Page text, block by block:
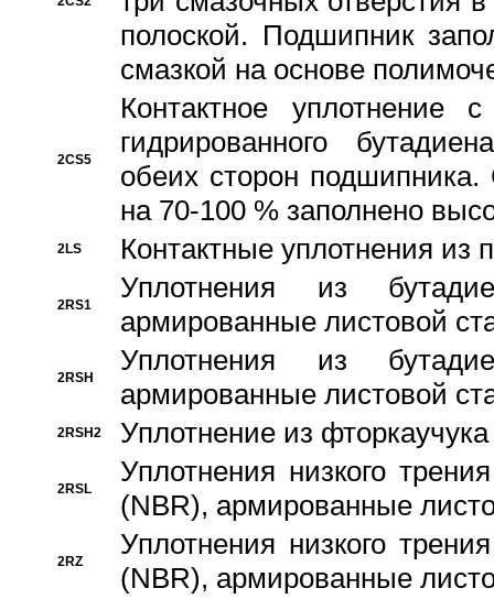
полоской. Подшипник
смазкой на основе
2CS5
Контактное уплотнение
гидрированного
обеих сторон
на 70-100 % заполнено
2LS Контактные уплотнения из
2RS1
Уплотнения из
армированные листовой
2RSH
Уплотнения из
армированные листовой
2RSH2 Уплотнение из
2RSL
Уплотнения низкого
(NBR), армированные
2RZ
Уплотнения низкого
(NBR), армированные